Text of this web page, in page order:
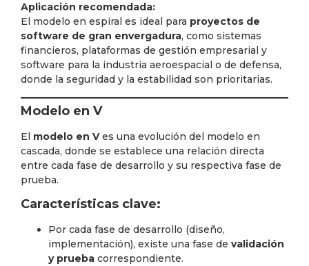
Aplicación recomendada:
El modelo en espiral es ideal para proyectos de
software de gran envergadura, como sistemas
financieros, plataformas de gestión empresarial y
software para la industria aeroespacial o de defensa,
donde la seguridad y la estabilidad son prioritarias.
Modelo en V
El modelo en Ves una evolución del modelo en
cascada, donde se establece una relación directa
entre cada fase de desarrollo y su respectiva fase de
prueba.
Características clave:
Por cada fase de desarrollo (diseño,
implementación), existe una fase de validación
y prueba correspondiente.